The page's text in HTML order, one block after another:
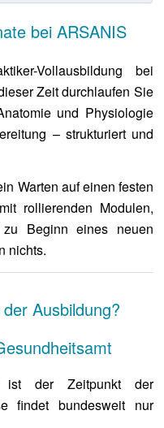
bei ARSANIS
Vollausbildung bei
Zeit durchlaufen Sie
und Physiologie
– strukturiert und
Warten auf einen festen
rollierenden Modulen,
Beginn eines neuen
nichts.
Ausbildung?
ist der Zeitpunkt der
findet bundesweit nur